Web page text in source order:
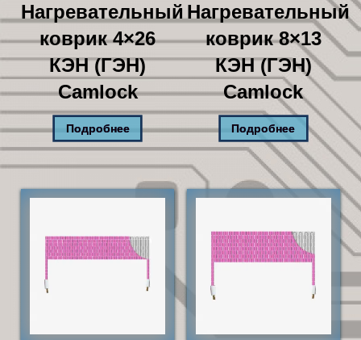
Нагревательный
коврик 4×26
КЭН (ГЭН)
Camlock
Подробнее
Нагревательный
коврик 8×13
КЭН (ГЭН)
Camlock
Подробнее